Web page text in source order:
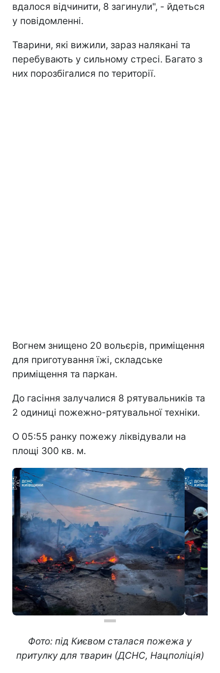
вдалося відчинити, 8 загинули", - йдеться
у повідомленні.
Тварини, які вижили, зараз налякані та
перебувають у сильному стресі. Багато з
них порозбігалися по території.
Вогнем знищено 20 вольєрів, приміщення
для приготування їжі, складське
приміщення та паркан.
До гасіння залучалися 8 рятувальників та
2 одиниці пожежно-рятувальної техніки.
О 05:55 ранку пожежу ліквідували на
площі 300 кв. м.
Фото: під Києвом сталася пожежа у
притулку для тварин (ДСНС, Нацполіція)